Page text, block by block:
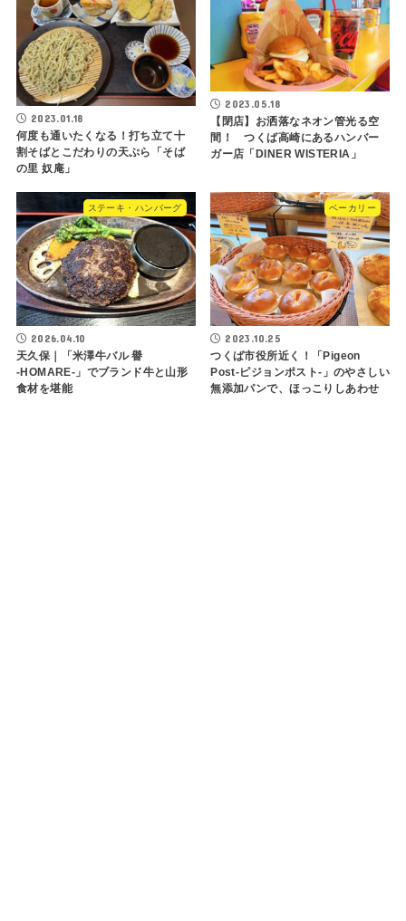
2023.01.18
何度も通いたくなる！打ち立て十
割そばとこだわりの天ぷら「そば
の里 奴庵」
2023.05.18
【閉店】お洒落なネオン管光る空
間！ つくば高崎にあるハンバー
ガー店「DINER WISTERIA」
ステーキ・ハンバーグ
2026.04.10
天久保｜「米澤牛バル 譽
‐HOMARE‐」でブランド牛と山形
食材を堪能
ベーカリー
2023.10.25
つくば市役所近く！「Pigeon
Post-ピジョンポスト-」のやさしい
無添加パンで、ほっこりしあわせ